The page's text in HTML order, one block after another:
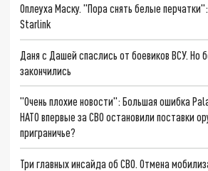
Оплеуха Маску. "Пора снять белые
Starlink
Даня с Дашей спаслись от боевиков ВСУ.
закончились
"Очень плохие новости": Большая ошибка
НАТО впервые за СВО остановили поставки
приграничье?
Три главных инсайда об СВО. Отмена